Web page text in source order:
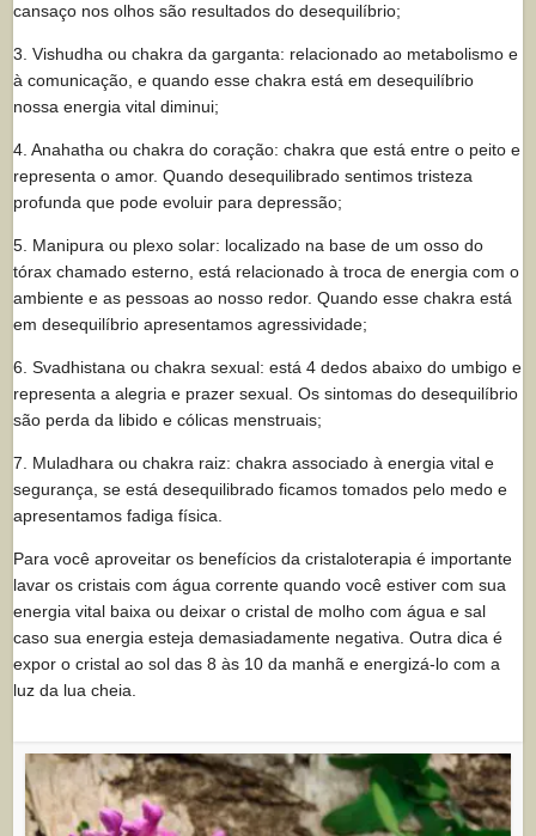
cansaço nos olhos são resultados do desequilíbrio;
3. Vishudha ou chakra da garganta: relacionado ao metabolismo e
à comunicação, e quando esse chakra está em desequilíbrio
nossa energia vital diminui;
4. Anahatha ou chakra do coração: chakra que está entre o peito e
representa o amor. Quando desequilibrado sentimos tristeza
profunda que pode evoluir para depressão;
5. Manipura ou plexo solar: localizado na base de um osso do
tórax chamado esterno, está relacionado à troca de energia com o
ambiente e as pessoas ao nosso redor. Quando esse chakra está
em desequilíbrio apresentamos agressividade;
6. Svadhistana ou chakra sexual: está 4 dedos abaixo do umbigo e
representa a alegria e prazer sexual. Os sintomas do desequilíbrio
são perda da libido e cólicas menstruais;
7. Muladhara ou chakra raiz: chakra associado à energia vital e
segurança, se está desequilibrado ficamos tomados pelo medo e
apresentamos fadiga física.
Para você aproveitar os benefícios da cristaloterapia é importante
lavar os cristais com água corrente quando você estiver com sua
energia vital baixa ou deixar o cristal de molho com água e sal
caso sua energia esteja demasiadamente negativa. Outra dica é
expor o cristal ao sol das 8 às 10 da manhã e energizá-lo com a
luz da lua cheia.